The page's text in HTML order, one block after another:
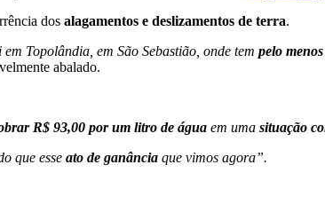
dos alagamentos e deslizamentos de terra.
Topolândia, em São Sebastião, onde tem pelo
abalado.
R$ 93,00 por um litro de água em uma situação
que esse ato de ganância que vimos agora”.